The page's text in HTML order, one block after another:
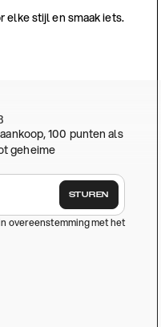
elke stijl en smaak iets.
100 punten als
geheime
STUREN
overeenstemming met het